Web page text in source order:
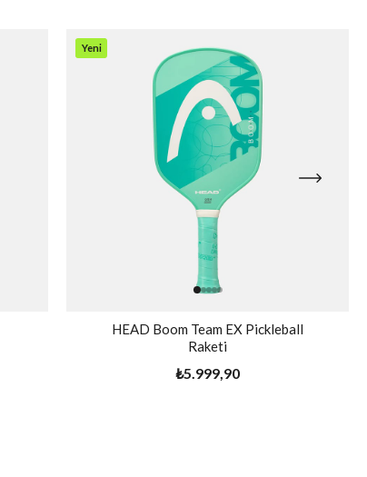
HEAD Boom Team EX Pickleball
Raketi
₺5.999,90
Yeni